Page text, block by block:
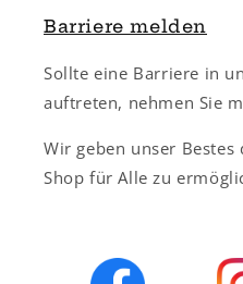
Barriere melden
Sollte eine Barriere in
auftreten, nehmen Sie
Wir geben unser Bestes
Shop für Alle zu